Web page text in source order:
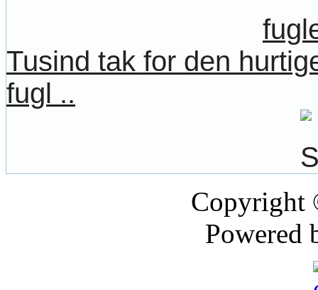
Tusind tak for den
fugl ..
Powered